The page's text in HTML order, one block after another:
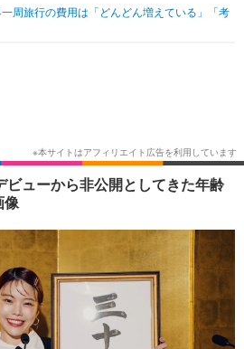
その他
その他
周旅行の費用は「どんどん増えている」「考
ビューから非公開としてきた年齢
像